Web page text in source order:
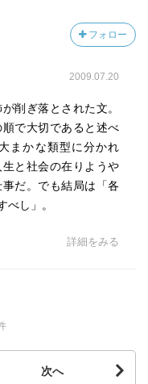
中身の違いを面白が
っち上げようとする
目を持ち、聖人など
人間を偏った目で見る
わねばならぬ高い代
せもあるのだ。他人
。ユーモアは寛容を
ひとを非難するより
で、理解するだけで
はまだ若すぎたから
た。しかしその後も
フォロー
2009.07.20
削ぎ落とされた文。
順で大切であると述べ
まかな類型に分かれ
と社会の在りようや
だ。でも結局は「各
べし」。
詳細をみる
次へ